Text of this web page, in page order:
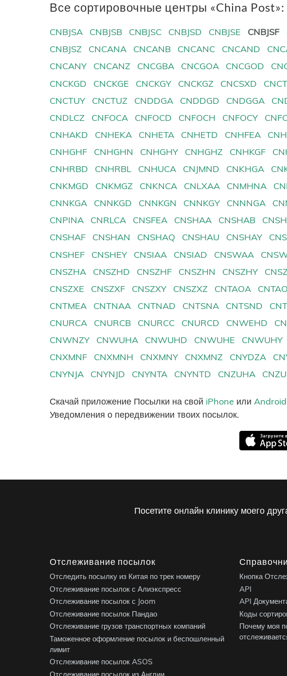
Все сортировочные центры «China Post»:
CNBJSA CNBJSB CNBJSC CNBJSD CNBJSE CNBJSF
CNBJSZ
CNCANA CNCANB CNCANC CNCAND
CNCANY
CNCANZ CNCGBA CNCGOA CNCGOD
CNCKGD
CNCKGE CNCKGY CNCKGZ CNCSXD
CNCTUY
CNCTUZ CNDDGA CNDDGD CNDGGA
CNDLCZ
CNFOCA CNFOCD CNFOCH CNFOCY
CNHAKD
CNHEKA CNHETA CNHETD CNHFEA
CNHGHF
CNHGHN CNHGHY CNHGHZ CNHKGF
CNHRBD
CNHRBL CNHUCA CNJMND CNKHGA
CNKMGD
CNKMGZ CNKNCA CNLXAA CNMHNA
CNNKGA
CNNKGD CNNKGN CNNKGY CNNNGA
CNPINA
CNRLCA CNSFEA CNSHAA CNSHAB
CNSHAF
CNSHAN CNSHAQ CNSHAU CNSHAY
CNSHEF
CNSHEY CNSIAA CNSIAD CNSWAA
CNSZHA
CNSZHD CNSZHF CNSZHN CNSZHY
CNSZXE
CNSZXF CNSZXY CNSZXZ CNTAOA
CNTMEA
CNTNAA CNTNAD CNTSNA CNTSND
CNURCA
CNURCB CNURCC CNURCD CNWEHD
CNWNZY
CNWUHA CNWUHD CNWUHE CNWUHY
CNXMNF
CNXMNH CNXMNY CNXMNZ CNYDZA
CNYNJA
CNYNJD CNYNTA CNYNTD CNZUHA
Скачай приложение Посылки на свой iPhone или Android
Уведомления о передвижении твоих посылок.
Посетите онлайн клинику моего
Отслеживание посылок
Отследить посылку из Китая по трек номеру
Отслеживание посылок с Алиэкспресс
Отслеживание посылок с Joom
Отслеживание посылок Пандао
Отслеживание грузов транспортных компаний
Таможенное оформление посылок и беспошленный
лимит
Отслеживание посылок ASOS
Кнопка
API
API
Коды
Почему моя